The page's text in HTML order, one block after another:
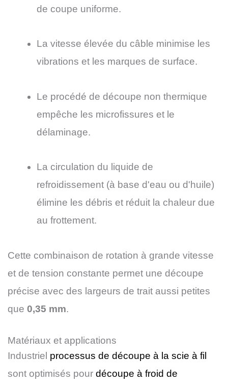
de coupe uniforme.
La vitesse élevée du câble minimise les
vibrations et les marques de surface.
Le procédé de découpe non thermique
empêche les microfissures et le
délaminage.
La circulation du liquide de
refroidissement (à base d'eau ou d'huile)
élimine les débris et réduit la chaleur due
au frottement.
Cette combinaison de rotation à grande vitesse
et de tension constante permet une découpe
précise avec des largeurs de trait aussi petites
que 0,35 mm.
Matériaux et applications
Industriel processus de découpe à la scie à fil
sont optimisés pour découpe à froid de